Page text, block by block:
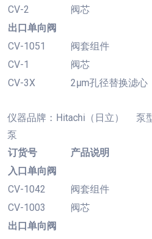
CV-2
阀芯
出口单向阀
CV-1051
阀套组件
CV-1
阀芯
CV-3X
2µm孔径替换滤心
仪器品牌： Hitachi（日立） 泵
泵
订货号
产品说明
入口单向阀
CV-1042
阀套组件
CV-1003
阀芯
出口单向阀